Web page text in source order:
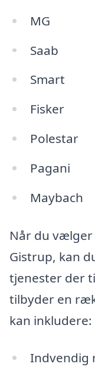
MG
Saab
Smart
Fisker
Polestar
Pagani
Maybach
Når du
Gistrup, kan
tjenester der
tilbyder en
kan inkludere:
Indvendig